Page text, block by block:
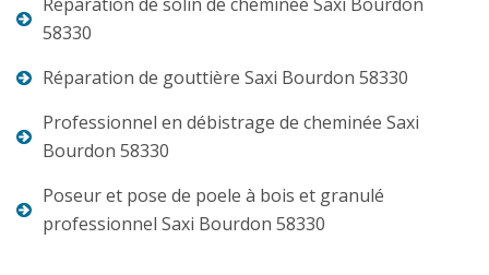
58330
Réparation de gouttière Saxi Bourdon 58330
Professionnel en débistrage de cheminée Saxi
Bourdon 58330
Poseur et pose de poele à bois et granulé
professionnel Saxi Bourdon 58330